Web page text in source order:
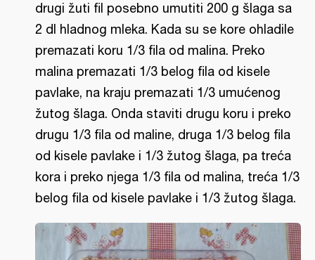
drugi žuti fil posebno umutiti 200 g šlaga sa
2 dl hladnog mleka. Kada su se kore ohladile
premazati koru 1/3 fila od malina. Preko
malina premazati 1/3 belog fila od kisele
pavlake, na kraju premazati 1/3 umućenog
žutog šlaga. Onda staviti drugu koru i preko
drugu 1/3 fila od maline, druga 1/3 belog fila
od kisele pavlake i 1/3 žutog šlaga, pa treća
kora i preko njega 1/3 fila od malina, treća 1/3
belog fila od kisele pavlake i 1/3 žutog šlaga.